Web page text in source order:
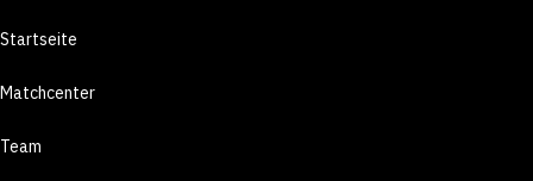
Startseite
Matchcenter
Team